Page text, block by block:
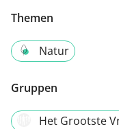
Themen
Natur
Gruppen
Het Grootste